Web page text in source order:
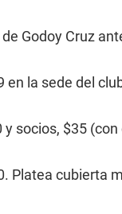
Godoy Cruz
en la sede del
socios, $35
Platea cubierta